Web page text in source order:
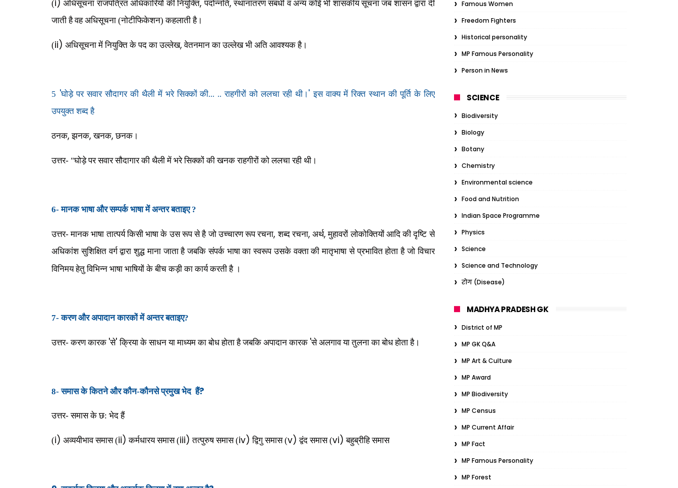
(i)अधिसूचना राजपत्रित अधिकारियों की नियुक्ति,पदोन्नति,स्थानांतरण संबंधी व अन्य कोई भी शासकीय सूचना जब शासन द्वारा दी
जाती है वह अधिसूचना (नोटीफिकेशन) कहलाती है।
(ii) अधिसूचना में नियुक्ति के पद का उल्लेख,वेतनमान का उल्लेख भी अति आवश्यक है।
5 'घोड़े पर सवार सौदागर की थैली में भरे सिक्कों की... .. राहगीरों को ललचा रही थी। 'इस वाक्य में रिक्त स्थान की पूर्ति के लिए
उपयुक्त शब्द है
ठनक,झनक,खनक,छनक।
उत्तर- "घोड़े पर सवार सौदागार की थैली में भरे सिक्कों की खनक राहगीरों को ललचा रही थी।
6- मानक भाषा और सम्पर्क भाषा में अन्तरबताइए ?
उत्तर- मानक भाषा तात्पर्य किसी भाषा के उस रूप से है जो उच्चारण रूप रचना,शब्द रचना,अर्थ,मुहावरों लोकोक्तियों आदि की दृष्टि से
अधिकांश सुशिक्षित वर्ग द्वारा शुद्ध माना जाता है जबकि संपर्क भाषा का स्वरूप उसके वक्ता की मातृभाषा से प्रभावित होता है जो विचार
विनिमय हेतु विभिन्न भाषा भाषियों के बीच कड़ी का कार्य करती है ।
7- करण और अपादान कारकों में अन्तर बताइए?
उत्तर- करण कारक 'से'क्रिया के साधन या माध्यम का बोध होता है जबकि अपादान कारक 'से अलगाव या तुलना का बोध होता है।
8- समास के कितने और कौन-कौनसे प्रमुख भेद हैं?
उत्तर- समास के छ: भेद हैं
(i) अव्ययीभाव समास (ii)कर्मधारय समास (iii)तत्पुरुष समास (iv)द्विगु समास (v)द्वंद समास (vi)बहुब्रीहि समास
Famous Women
Freedom Fighters
Historical personality
MP Famous Personality
Person in News
SCIENCE
Biodiversity
Biology
Botany
Chemistry
Environmental science
Food and Nutrition
Indian Space Programme
Physics
Science
Science and Technology
रोग (Disease)
MADHYA PRADESH GK
District of MP
MP GK Q&A
MP Art & Culture
MP Award
MP Biodiversity
MP Census
MP Current Affair
MP Fact
MP Famous Personality
MP Forest